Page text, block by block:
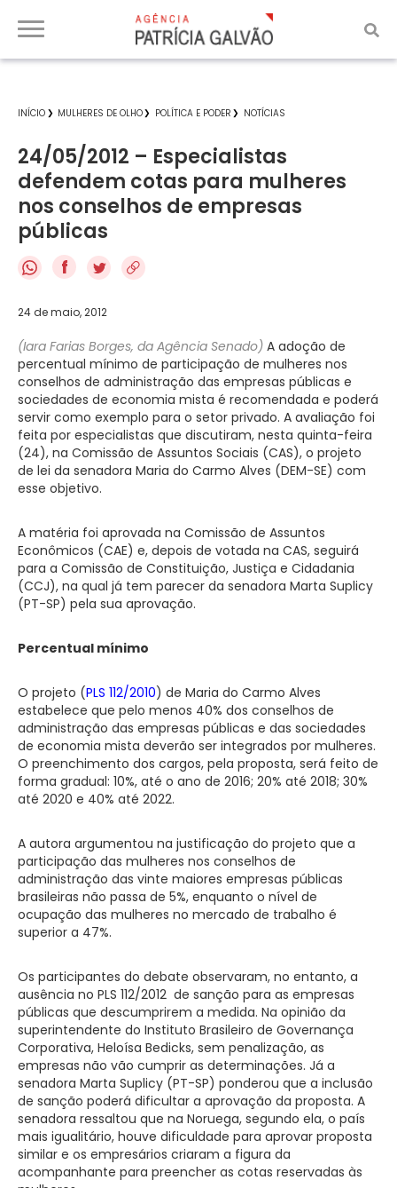
INÍCIO MULHERES DE OLHO POLÍTICA E PODER NOTÍCIAS
24/05/2012 – Especialistas
defendem cotas para mulheres
nos conselhos de empresas
públicas
f
24 de maio, 2012
(Iara Farias Borges, da Agência Senado) A adoção de
percentual mínimo de participação de mulheres nos
conselhos de administração das empresas públicas e
sociedades de economia mista é recomendada e poderá
servir como exemplo para o setor privado. A avaliação foi
feita por especialistas que discutiram, nesta quinta-feira
(24), na Comissão de Assuntos Sociais (CAS), o projeto
de lei da senadora Maria do Carmo Alves (DEM-SE) com
esse objetivo.
A matéria foi aprovada na Comissão de Assuntos
Econômicos (CAE) e, depois de votada na CAS, seguirá
para a Comissão de Constituição, Justiça e Cidadania
(CCJ), na qual já tem parecer da senadora Marta Suplicy
(PT-SP) pela sua aprovação.
Percentual mínimo
O projeto (PLS 112/2010) de Maria do Carmo Alves
estabelece que pelo menos 40% dos conselhos de
administração das empresas públicas e das sociedades
de economia mista deverão ser integrados por mulheres.
O preenchimento dos cargos, pela proposta, será feito de
forma gradual: 10%, até o ano de 2016; 20% até 2018; 30%
até 2020 e 40% até 2022.
A autora argumentou na justificação do projeto que a
participação das mulheres nos conselhos de
administração das vinte maiores empresas públicas
brasileiras não passa de 5%, enquanto o nível de
ocupação das mulheres no mercado de trabalho é
superior a 47%.
Os participantes do debate observaram, no entanto, a
ausência no PLS 112/2012 de sanção para as empresas
públicas que descumprirem a medida. Na opinião da
superintendente do Instituto Brasileiro de Governança
Corporativa, Heloísa Bedicks, sem penalização, as
empresas não vão cumprir as determinações. Já a
senadora Marta Suplicy (PT-SP) ponderou que a inclusão
de sanção poderá dificultar a aprovação da proposta. A
senadora ressaltou que na Noruega, segundo ela, o país
mais igualitário, houve dificuldade para aprovar proposta
similar e os empresários criaram a figura da
acompanhante para preencher as cotas reservadas às